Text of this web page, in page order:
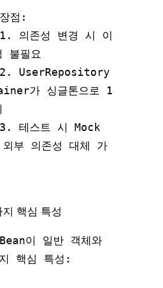
점:
의존성 변경 시 이
불필요
UserRepository
가 싱글톤으로 1
테스트 시 Mock
외부 의존성 대체 가
핵심 특성
이 일반 객체와
핵심 특성: